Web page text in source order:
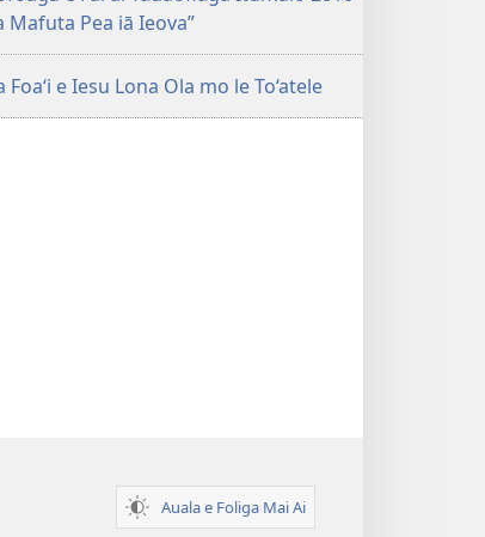
Mafuta Pea iā Ieova”
Foa‘i e Iesu Lona Ola mo le To‘atele
Auala e Foliga Mai Ai